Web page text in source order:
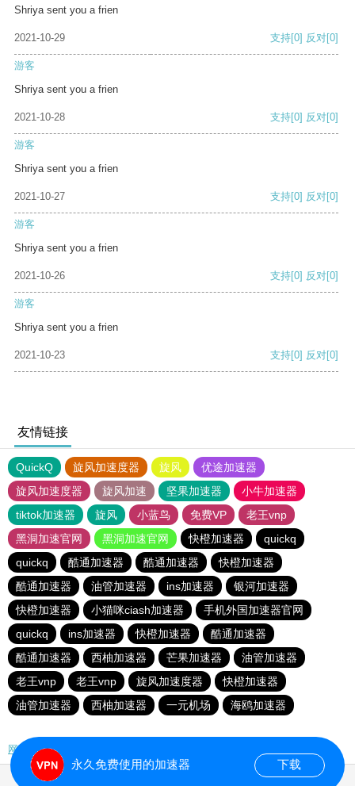
Shriya sent you a frien
2021-10-29 支持[0] 反对[0]
游客
Shriya sent you a frien
2021-10-28 支持[0] 反对[0]
游客
Shriya sent you a frien
2021-10-27 支持[0] 反对[0]
游客
Shriya sent you a frien
2021-10-26 支持[0] 反对[0]
游客
Shriya sent you a frien
2021-10-23 支持[0] 反对[0]
友情链接
QuickQ 旋风加速度器 旋风
优途加速器
旋风加速度器
旋风加速 坚果加速器
小牛加速器
tiktok加速器
旋风 小蓝鸟 免费VP
老王vnp
黑洞加速官网
黑洞加速官网 快橙加速器
quickq
quickq
酷通加速器 酷通加速器
快橙加速器
酷通加速器
油管加速器 ins加速器
银河加速器
快橙加速器
小猫咪ciash加速器
手机外国加速器官网
quickq
ins加速器 快橙加速器
酷通加速器
酷通加速器
西柚加速器 芒果加速器
油管加速器
老王vnp
老王vnp 旋风加速度器
快橙加速器
油管加速器
西柚加速器 一元机场 海鸥加速器
网站地图
永久免费使用的加速器 下载